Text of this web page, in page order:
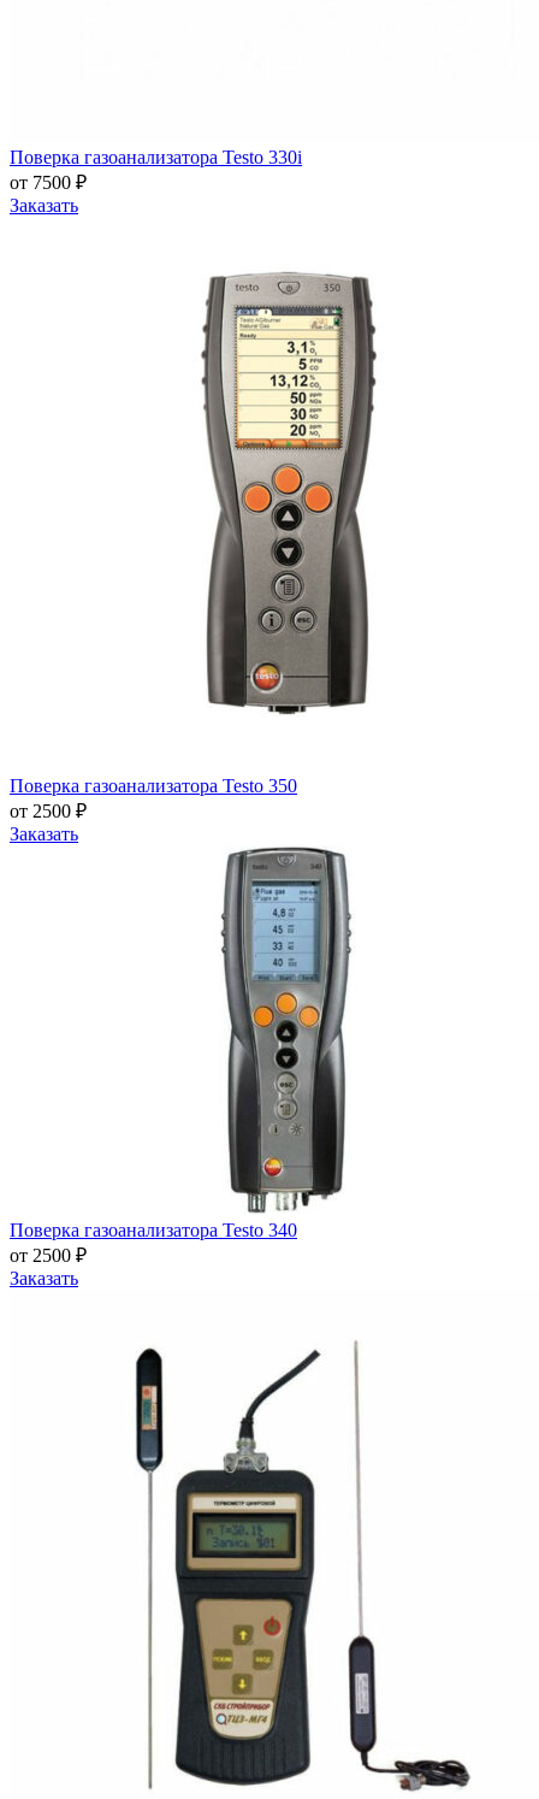
Поверка газоанализатора Testo 330i
от 7500 ₽
Заказать
Поверка газоанализатора Testo 350
от 2500 ₽
Заказать
Поверка газоанализатора Testo 340
от 2500 ₽
Заказать